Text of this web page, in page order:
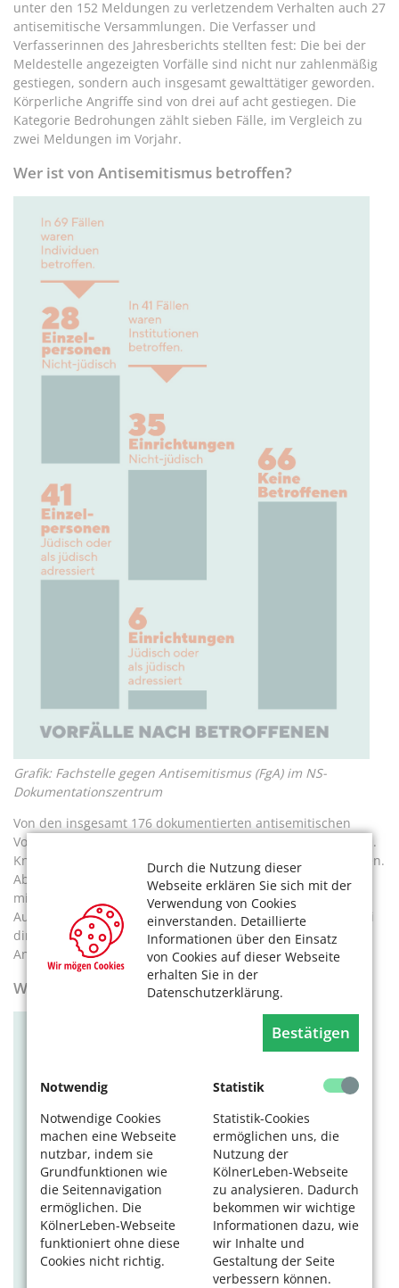
Durch die Nutzung dieser
Webseite erklären Sie sich mit der
Verwendung von Cookies
einverstanden. Detaillierte
Informationen über den Einsatz
von Cookies auf dieser Webseite
erhalten Sie in der
Datenschutzerklärung.
Bestätigen
Notwendig
Notwendige Cookies
machen eine Webseite
nutzbar, indem sie
Grundfunktionen wie
die Seitennavigation
ermöglichen. Die
KölnerLeben-Webseite
funktioniert ohne diese
Cookies nicht richtig.
Statistik
Statistik-Cookies
ermöglichen uns, die
Nutzung der
KölnerLeben-Webseite
zu analysieren. Dadurch
bekommen wir wichtige
Informationen dazu, wie
wir Inhalte und
Gestaltung der Seite
verbessern können.
unter den 152 Meldungen zu verletzendem Verhalten auch 27
antisemitische Versammlungen. Die Verfasser und
Verfasserinnen des Jahresberichts stellten fest: Die bei der
Meldestelle angezeigten Vorfälle sind nicht nur zahlenmäßig
gestiegen, sondern auch insgesamt gewalttätiger geworden.
Körperliche Angriffe sind von drei auf acht gestiegen. Die
Kategorie Bedrohungen zählt sieben Fälle, im Vergleich zu
zwei Meldungen im Vorjahr.
Wer ist von Antisemitismus betroffen?
Grafik: Fachstelle gegen Antisemitismus (FgA) im NS-
Dokumentationszentrum
Von den insgesamt 176 dokumentierten antisemitischen
Vorfällen waren in 69 Fällen Einzelpersonen direkt betroffen.
Knapp 6 Prozent davon waren dabei jüdische Einzelpersonen.
Aber auch nicht jüdische Personen und Institutionen waren
mit Antisemitismus konfrontiert. Beispielsweise mit
Aufklebern und Schmierereien im öffentlichen Raum. Wobei
direkte antisemitische Anfeindungen von Angesicht zu
Angesicht als besonders belastend empfunden werden.
Welche Tatorte wurden in Köln gemeldet?